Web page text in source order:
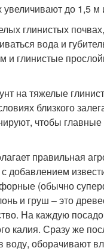
до 1,5 м
глинистых
вода и
и глинистые
на тяжелые
близкого
чтобы
правильная
добавлением
(обычно
и груш – это
На каждую
калия. Сразу же
оборачивают